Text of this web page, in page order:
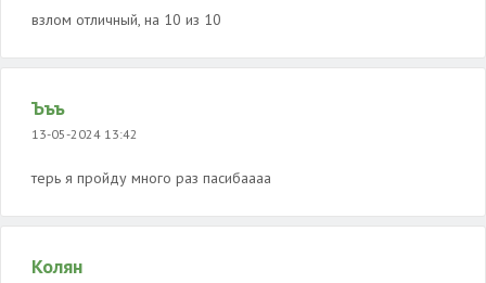
взлом отличный, на 10 из 10
Ъъъ
13-05-2024 13:42
терь я пройду много раз пасибаааа
Колян